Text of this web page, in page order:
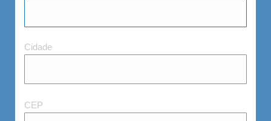
Cidad
Cidade
CEP